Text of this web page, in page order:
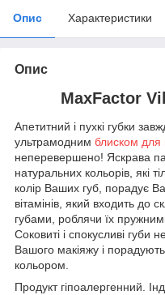
Опис Характеристики
Опис
MaxFactor
Апетитний і пухкі губки
ультрамодним блиском для
неперевершено! Яскрава
натуральних кольорів, які
колір Ваших губ, порадує
вітамінів, який входить до
губами, роблячи їх
Соковиті і спокусливі губи
Вашого макіяжу і
кольором.
Продукт гіпоалергенний.